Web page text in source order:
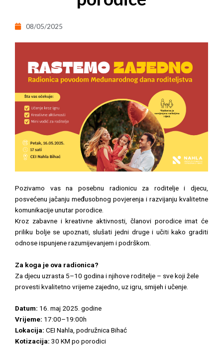
08/05/2025
Pozivamo vas na posebnu radionicu za roditelje i djecu,
posvećenu jačanju međusobnog povjerenja i razvijanju kvalitetne
komunikacije unutar porodice.
Kroz zabavne i kreativne aktivnosti, članovi porodice imat će
priliku bolje se upoznati, slušati jedni druge i učiti kako graditi
odnose ispunjene razumijevanjem i podrškom.
Za koga je ova radionica?
Za djecu uzrasta 5–10 godina i njihove roditelje – sve koji žele
provesti kvalitetno vrijeme zajedno, uz igru, smijeh i učenje.
Datum: 16. maj 2025. godine
Vrijeme: 17:00–19:00h
Lokacija: CEI Nahla, podružnica Bihać
Kotizacija: 30 KM po porodici